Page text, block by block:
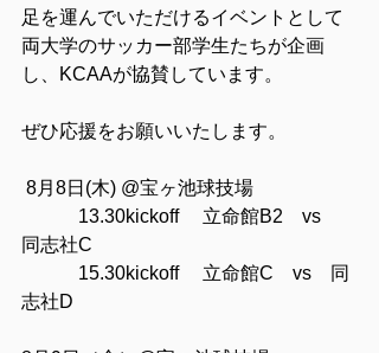
足を運んでいただけるイベントとして
両大学のサッカー部学生たちが企画
し、KCAAが協賛しています。
ぜひ応援をお願いいたします。
8月8日(木) @宝ヶ池球技場
13.30kickoff 　立命館B2　vs
同志社C
15.30kickoff 　立命館C　vs　同
志社D